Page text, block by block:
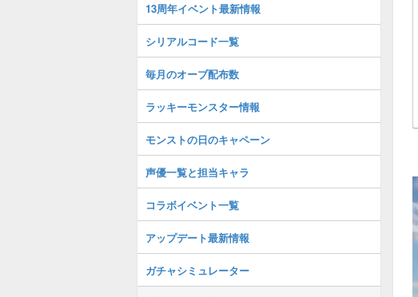
13周年イベント最新情報
シリアルコード一覧
毎月のオーブ配布数
ラッキーモンスター情報
モンストの日のキャペーン
声優一覧と担当キャラ
コラボイベント一覧
アップデート最新情報
ガチャシミュレーター